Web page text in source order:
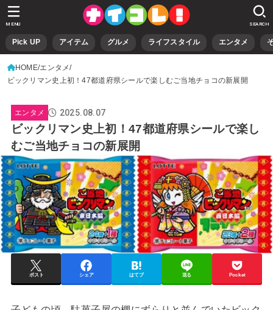
Pick UP アイテム グルメ ライフスタイル エンタメ
SEARCH
MENU
HOME エンタメ
ビックリマン史上初！47都道府県シールで楽しむご当地チョコの新展開
エンタメ 2025.08.07
ビックリマン史上初！47都道府県シールで楽し
むご当地チョコの新展開
ポスト シェア はてブ 送る Pocket